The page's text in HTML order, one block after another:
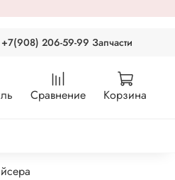
+7(908) 206-59-99 Запчасти
Сравнение Корзина